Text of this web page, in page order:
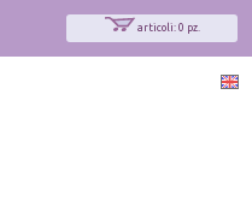
articoli: 0 pz.